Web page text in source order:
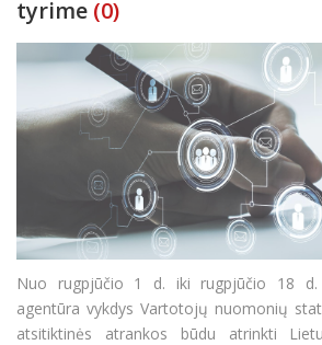
tyrime (0)
Nuo rugpjūčio 1 d. iki rugpjūčio 18 d.
agentūra vykdys Vartotojų nuomonių
atsitiktinės atrankos būdu atrinkti